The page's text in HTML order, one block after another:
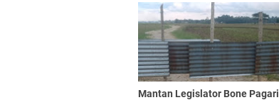
Mantan Legislator Bone Pagari